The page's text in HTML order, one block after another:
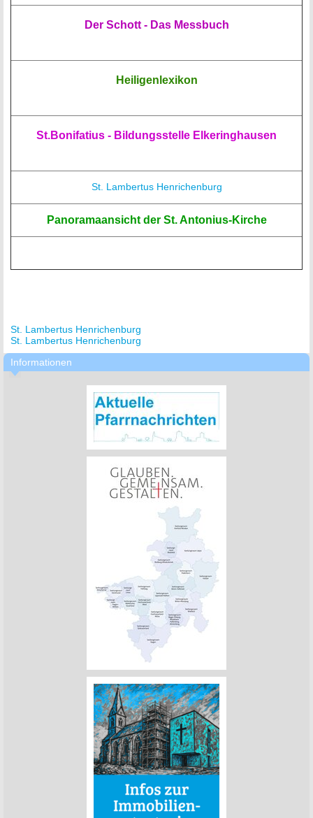
Der Schott - Das Messbuch
Heiligenlexikon
St.Bonifatius - Bildungsstelle Elkeringhausen
St. Lambertus Henrichenburg
Panoramaansicht der St. Antonius-Kirche
St. Lambertus Henrichenburg
St. Lambertus Henrichenburg
Informationen